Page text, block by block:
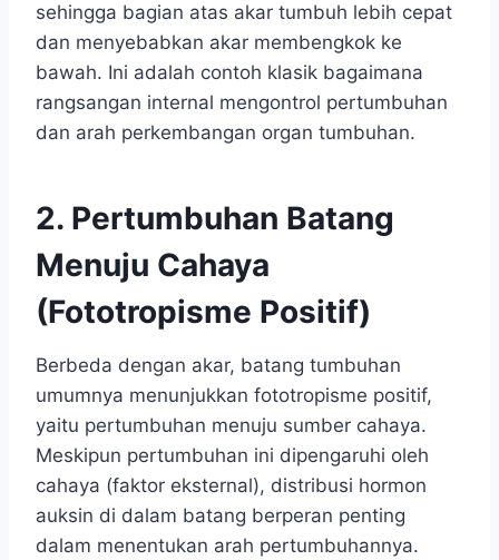
sehingga bagian atas akar tumbuh lebih cepat
dan menyebabkan akar membengkok ke
bawah. Ini adalah contoh klasik bagaimana
rangsangan internal mengontrol pertumbuhan
dan arah perkembangan organ tumbuhan.
2. Pertumbuhan Batang
Menuju Cahaya
(Fototropisme Positif)
Berbeda dengan akar, batang tumbuhan
umumnya menunjukkan fototropisme positif,
yaitu pertumbuhan menuju sumber cahaya.
Meskipun pertumbuhan ini dipengaruhi oleh
cahaya (faktor eksternal), distribusi hormon
auksin di dalam batang berperan penting
dalam menentukan arah pertumbuhannya.